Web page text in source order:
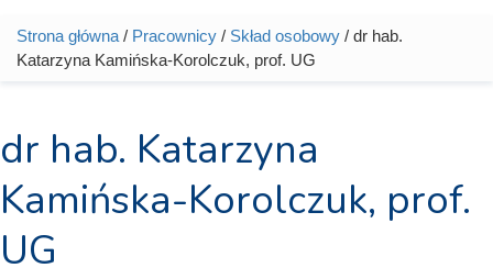
Jesteś tutaj
Strona główna / Pracownicy / Skład osobowy / dr hab.
Katarzyna Kamińska-Korolczuk, prof. UG
dr hab. Katarzyna
Kamińska-Korolczuk, prof.
UG